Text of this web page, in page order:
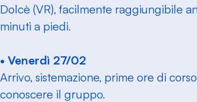
Dolcè (VR), facilmente raggiungibile
minuti a piedi.
• Venerdì 27/02
Arrivo, sistemazione, prime ore di
conoscere il gruppo.